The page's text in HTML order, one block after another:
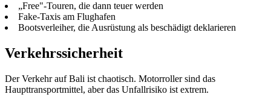
„Free"-Touren, die dann teuer werden
Fake-Taxis am Flughafen
Bootsverleiher, die Ausrüstung als beschädigt deklarieren
Verkehrssicherheit
Der Verkehr auf Bali ist chaotisch. Motorroller sind das
Haupttransportmittel, aber das Unfallrisiko ist extrem.